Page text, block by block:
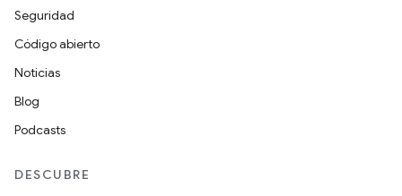
Seguridad
Código abierto
Noticias
Blog
Podcasts
DESCUBRE